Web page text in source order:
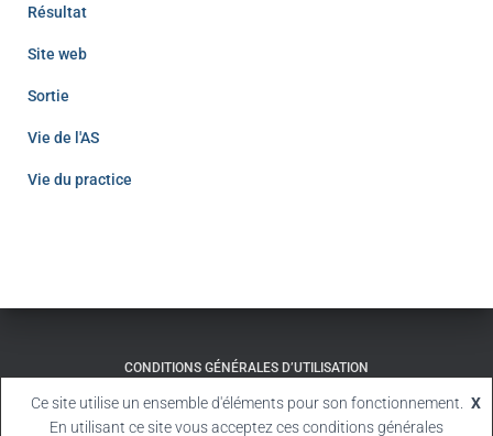
Résultat
Site web
Sortie
Vie de l'AS
Vie du practice
CONDITIONS GÉNÉRALES D’UTILISATION
© 2024 AS GOLF SAINT-GRÉGOIRE
Ce site utilise un ensemble d'éléments pour son fonctionnement.
En utilisant ce site vous acceptez ces conditions générales
X